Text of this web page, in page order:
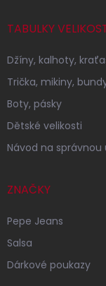
TABULKY
Džíny, kalhoty,
Trička, mikiny,
Boty, pásky
Dětské velikosti
Návod na správnou
ZNAČKY
Pepe Jeans
Salsa
Dárkové poukazy